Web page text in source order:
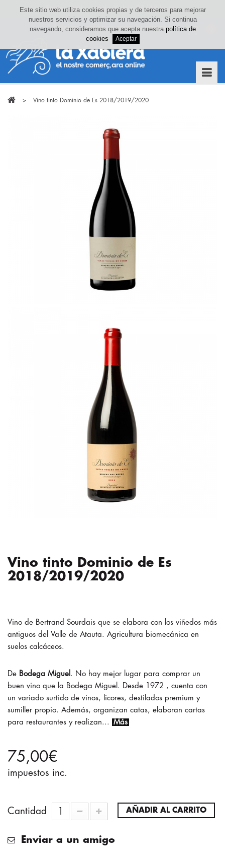
Iniciar sesión o crea tu cuenta
> Vino tinto Dominio de Es 2018/2019/2020
Vino tinto Dominio de Es
2018/2019/2020
Vino de Bertrand Sourdais que se elabora con los viñedos más
antiguos del Valle de Atauta. Agricultura biomecánica en
suelos calcáceos.
Bodega Miguel . No hay mejor lugar para comprar un
buen vino que la Bodega Miguel. Desde 1972 , cuenta con
un variado surtido de vinos, licores, destilados premium y
sumiller propio. Además, organizan catas, elaboran cartas
para restaurantes y realizan...
Más
75,00€
impuestos inc.
Cantidad AÑADIR AL CARRITO
Enviar a un amigo
Este sitio web utiliza cookies propias y de terceros para mejorar
nuestros servicios y optimizar su navegación. Si continua
navegando, consideramos que acepta nuestra política de
cookies